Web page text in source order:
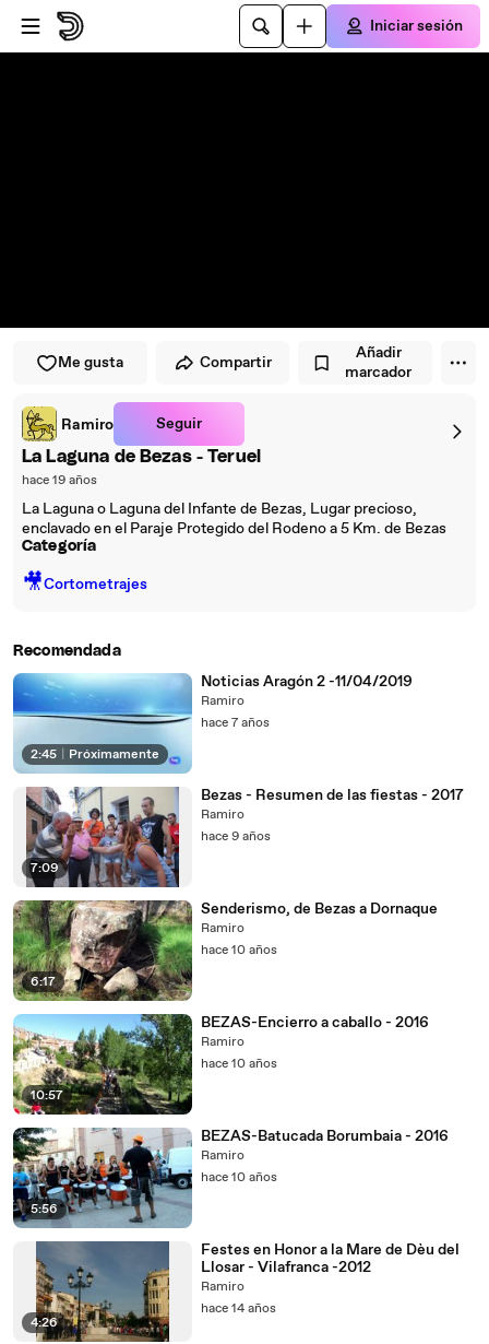
Saltar al reproductor
Saltar al contenido principal
Iniciar sesión
Me gusta Compartir
Añadir
marcador
Ramiro Seguir
La Laguna de Bezas - Teruel
hace 19 años
La Laguna o Laguna del Infante de Bezas, Lugar precioso,
enclavado en el Paraje Protegido del Rodeno a 5 Km. de Bezas
Categoría
🎥Cortometrajes
Recomendada
2:45 Próximamente
Noticias Aragón 2 -11/04/2019
Ramiro
hace 7 años
7:09
Bezas - Resumen de las fiestas - 2017
Ramiro
hace 9 años
6:17
Senderismo, de Bezas a Dornaque
Ramiro
hace 10 años
10:57
BEZAS-Encierro a caballo - 2016
Ramiro
hace 10 años
5:56
BEZAS-Batucada Borumbaia - 2016
Ramiro
hace 10 años
4:26
Festes en Honor a la Mare de Dèu del
Llosar - Vilafranca -2012
Ramiro
hace 14 años